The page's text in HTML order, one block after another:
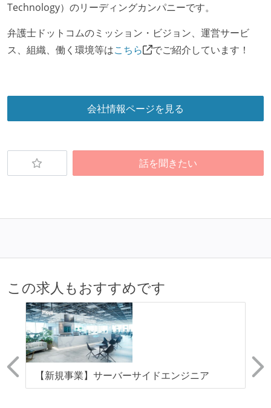
Technology）のリーディングカンパニーです。
弁護士ドットコムのミッション・ビジョン、運営サービ
ス、組織、働く環境等はこちら でご紹介しています！
会社情報ページを見る
話を聞きたい
この求人もおすすめです
【新規事業】サーバーサイドエンジニア